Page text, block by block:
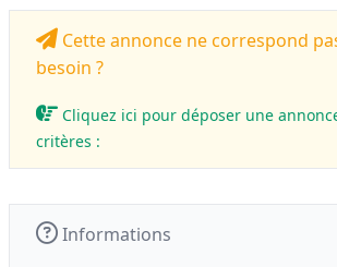
Cette annonce ne correspond
besoin ?
Cliquez ici pour déposer une
critères :
Informations